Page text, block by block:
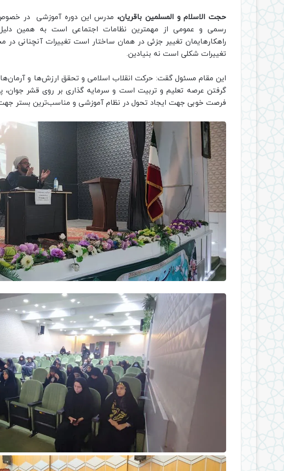
حجت الاسلام و المسلمین باقریان، مدرس این دوره آموزشی در خصوص
رسمی و عمومی از مهمترین نظامات اجتماعی است به همین
راهکارهایمان تغییر جزئی در همان ساختار است تغییرات آنچنانی
تغییرات شکلی است نه بنیادین.
این مقام مسئول گقت: حرکت انقلاب اسلامی و تحقق ارزش‌ها و
گرفتن عرصه تعلیم و تربیت است و سرمایه گذاری بر روی قشر جوان،
فرصت خوبی جهت ایجاد تحول در نظام آموزشی و مناسب‌ترین بستر